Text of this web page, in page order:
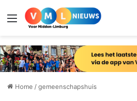
Menu
Home /gemeenschapshuis